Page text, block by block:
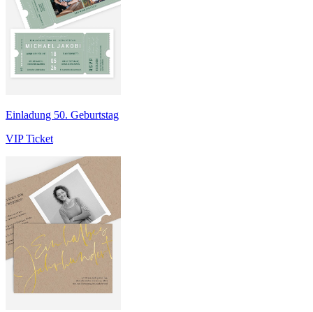
Einladung 50. Geburtstag
VIP Ticket